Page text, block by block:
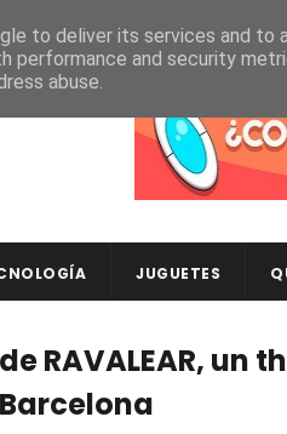
JUGUETES
RAVALEAR, un
to deliver its services and to
performance and security
abuse.